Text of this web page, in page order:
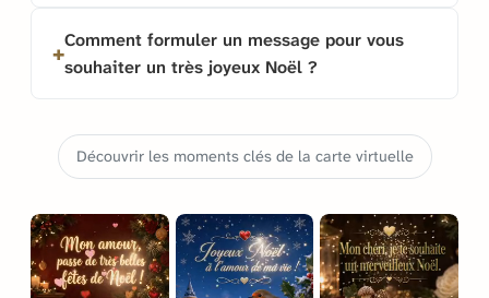
Comment formuler un message pour vous
souhaiter un très joyeux Noël ?
Découvrir les moments clés de la carte virtuelle